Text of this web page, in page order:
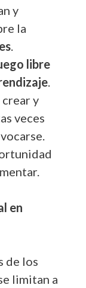
y
la
libre
y
veces
en
de los
limitan a